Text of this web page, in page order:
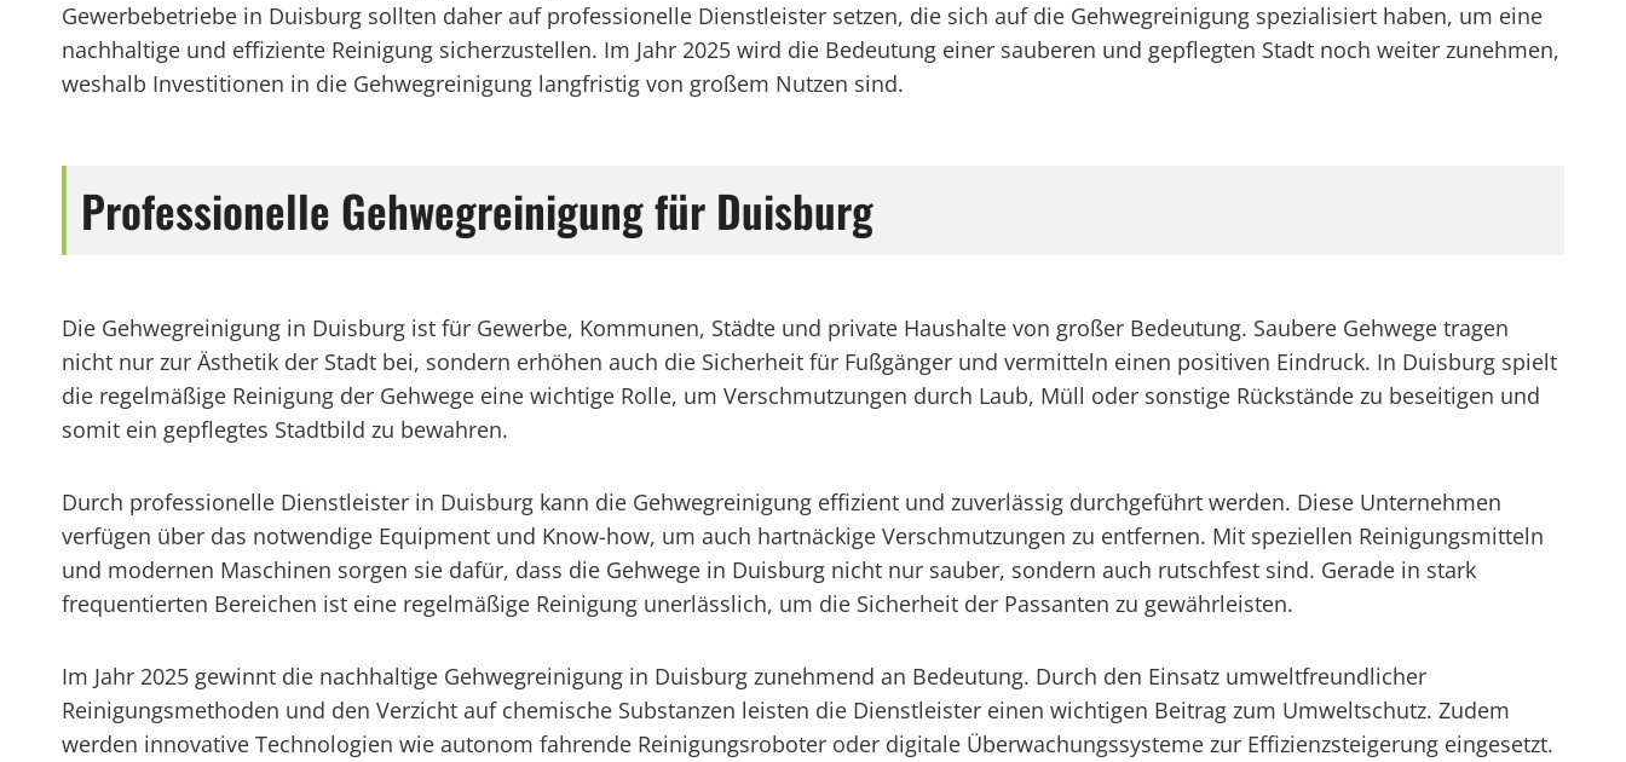
Gewerbebetriebe in Duisburg sollten daher auf professionelle Dienstleister setzen, die sich auf die Gehwegreinigung spezialisiert haben, um eine
nachhaltige und effiziente Reinigung sicherzustellen. Im Jahr 2025 wird die Bedeutung einer sauberen und gepflegten Stadt noch weiter zunehmen,
weshalb Investitionen in die Gehwegreinigung langfristig von großem Nutzen sind.
Professionelle Gehwegreinigung für Duisburg
Die Gehwegreinigung in Duisburg ist für Gewerbe, Kommunen, Städte und private Haushalte von großer Bedeutung. Saubere Gehwege tragen
nicht nur zur Ästhetik der Stadt bei, sondern erhöhen auch die Sicherheit für Fußgänger und vermitteln einen positiven Eindruck. In Duisburg spielt
die regelmäßige Reinigung der Gehwege eine wichtige Rolle, um Verschmutzungen durch Laub, Müll oder sonstige Rückstände zu beseitigen und
somit ein gepflegtes Stadtbild zu bewahren.
Durch professionelle Dienstleister in Duisburg kann die Gehwegreinigung effizient und zuverlässig durchgeführt werden. Diese Unternehmen
verfügen über das notwendige Equipment und Know-how, um auch hartnäckige Verschmutzungen zu entfernen. Mit speziellen Reinigungsmitteln
und modernen Maschinen sorgen sie dafür, dass die Gehwege in Duisburg nicht nur sauber, sondern auch rutschfest sind. Gerade in stark
frequentierten Bereichen ist eine regelmäßige Reinigung unerlässlich, um die Sicherheit der Passanten zu gewährleisten.
Im Jahr 2025 gewinnt die nachhaltige Gehwegreinigung in Duisburg zunehmend an Bedeutung. Durch den Einsatz umweltfreundlicher
Reinigungsmethoden und den Verzicht auf chemische Substanzen leisten die Dienstleister einen wichtigen Beitrag zum Umweltschutz. Zudem
werden innovative Technologien wie autonom fahrende Reinigungsroboter oder digitale Überwachungssysteme zur Effizienzsteigerung eingesetzt.